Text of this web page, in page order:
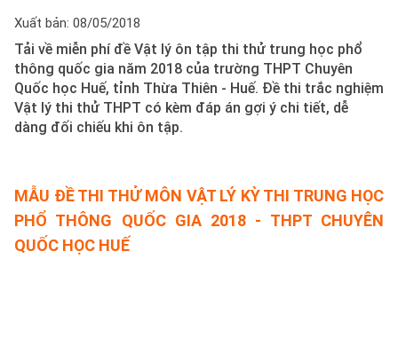
Xuất bản: 08/05/2018
Tải về miễn phí đề Vật lý ôn tập thi thử trung học phổ
thông quốc gia năm 2018 của trường THPT Chuyên
Quốc học Huế, tỉnh Thừa Thiên - Huế. Đề thi trắc nghiệm
Vật lý thi thử THPT có kèm đáp án gợi ý chi tiết, dễ
dàng đối chiếu khi ôn tập.
MẪU ĐỀ THI THỬ MÔN VẬT LÝ KỲ THI TRUNG HỌC
PHỔ THÔNG QUỐC GIA 2018 - THPT CHUYÊN
QUỐC HỌC HUẾ